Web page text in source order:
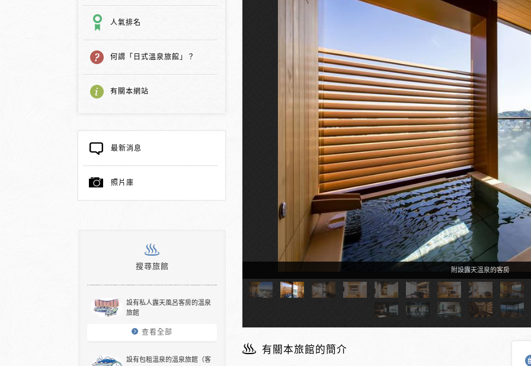
人氣排名
何謂「日式溫泉旅館」？
有關本網站
最新消息
照片庫
搜尋旅館
設有私人露天風呂客房的溫泉
旅館
查看全部
設有包租溫泉的溫泉旅館（客
附設露天溫泉的客房
有關本旅館的簡介